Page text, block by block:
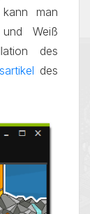
man
Weiß
des
des